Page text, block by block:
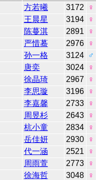
方若曦 3172 ♀
王晨星 3194 ♀
陈蔓淇 2891 ♀
严惜蓦 2976 ♀
孙一格 3124 ♂
唐奕 3024 ♀
徐晶琦 2967 ♀
李思璇 3196 ♀
李嘉馨 2733
♀
周昱杉 2643
♀
杭小童 2834
♀
岳佳妍 2930
♀
代一涵 2521
♀
周雨萱 2773
♀
徐海哲 3048
♀